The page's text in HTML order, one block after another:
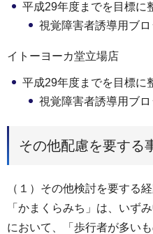
平成29年度までを目標に
視覚障害者誘導用ブロ
イトーヨーカ堂立場店
平成29年度までを目標に
視覚障害者誘導用ブ
その他配慮を要する
（１）その他検討を要する
「かまくらみち」は、いず
において、「歩行者が多い